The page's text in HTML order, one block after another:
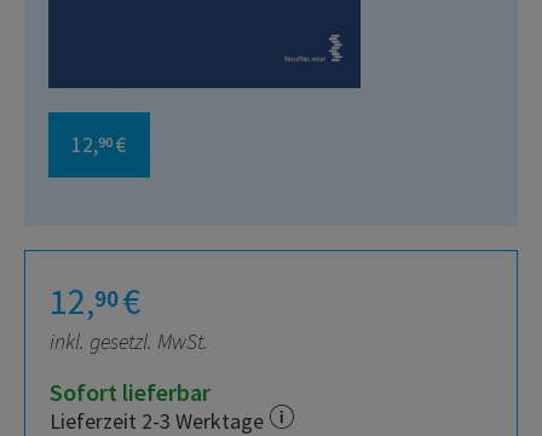
12,90 €
12,90€
inkl. gesetzl. MwSt.
Sofort lieferbar
Lieferzeit 2-3 Werktage